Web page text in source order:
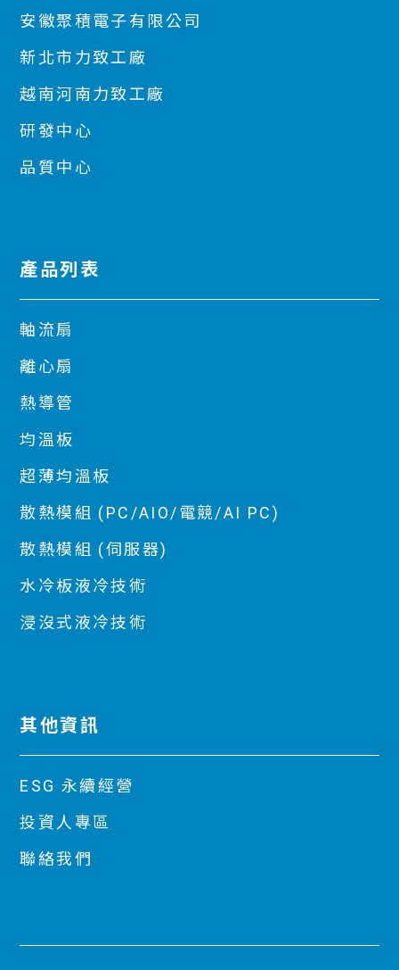
安徽聚積電子有限公司
新北市力致工廠
越南河南力致工廠
研發中心
品質中心
產品列表
軸流扇
離心扇
熱導管
均溫板
超薄均溫板
散熱模組 (PC/AIO/電競/AI PC)
散熱模組 (伺服器)
水冷板液冷技術
浸沒式液冷技術
其他資訊
ESG 永續經營
投資人專區
聯絡我們